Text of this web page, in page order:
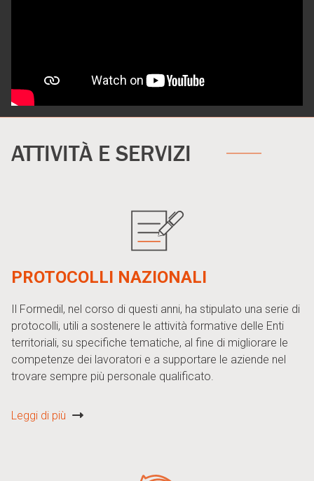
ATTIVITÀ E SERVIZI
PROTOCOLLI NAZIONALI
Il Formedil, nel corso di questi anni, ha stipulato una serie di
protocolli, utili a sostenere le attività formative delle Enti
territoriali, su specifiche tematiche, al fine di migliorare le
competenze dei lavoratori e a supportare le aziende nel
trovare sempre più personale qualificato.
Leggi di più